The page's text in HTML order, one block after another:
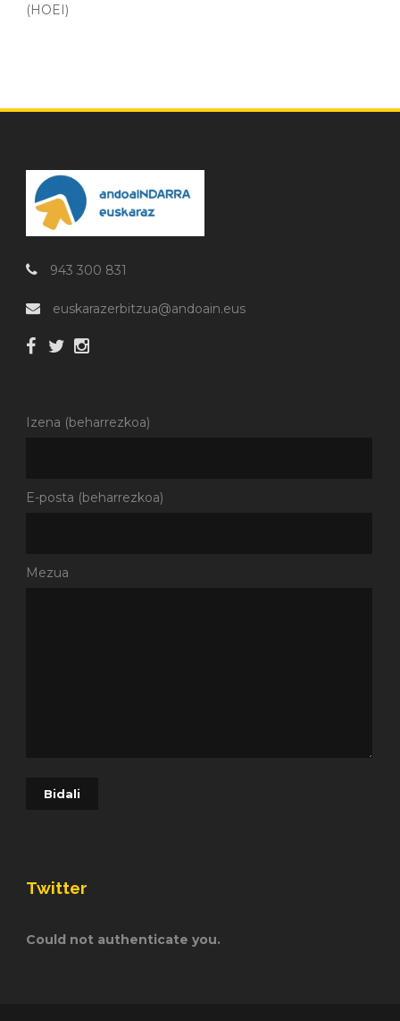
(HOEI)
943 300 831
euskarazerbitzua@andoain.eus
Izena (beharrezkoa)
E-posta (beharrezkoa)
Mezua
Twitter
Could not authenticate you.